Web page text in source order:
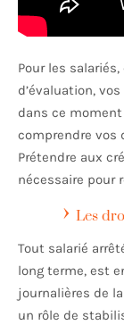
Pour les
d’évaluation,
dans ce
comprendre vos
Prétendre aux
nécessaire pour
Les
Tout salarié
long terme, est
journalières de
un rôle de